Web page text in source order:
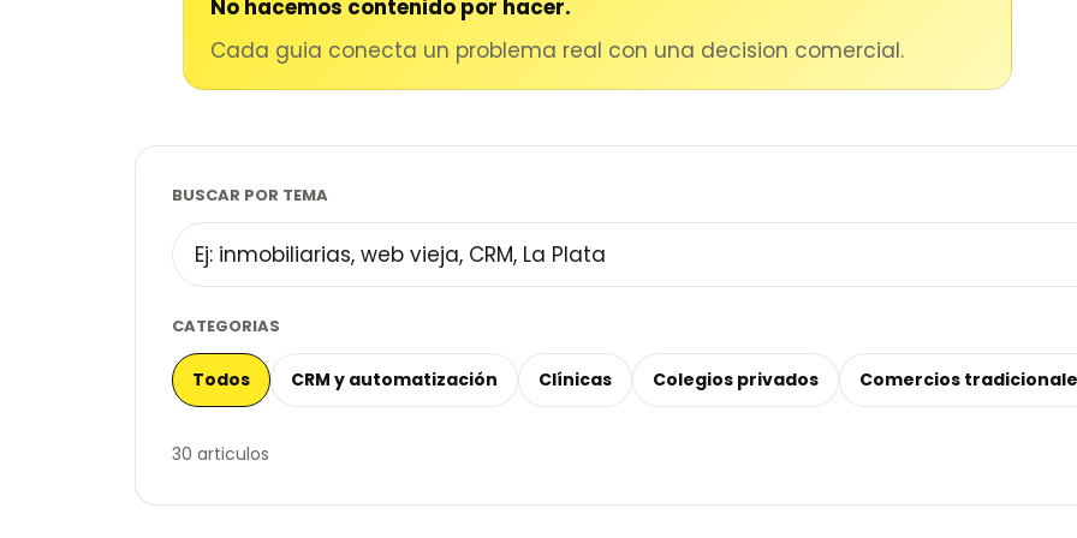
No hacemos contenido por hacer.
Cada guia conecta un problema real con una decision comercial.
BUSCAR POR TEMA
CATEGORIAS
Todos CRM y automatización Clínicas Colegios privados Comercios
30 articulos